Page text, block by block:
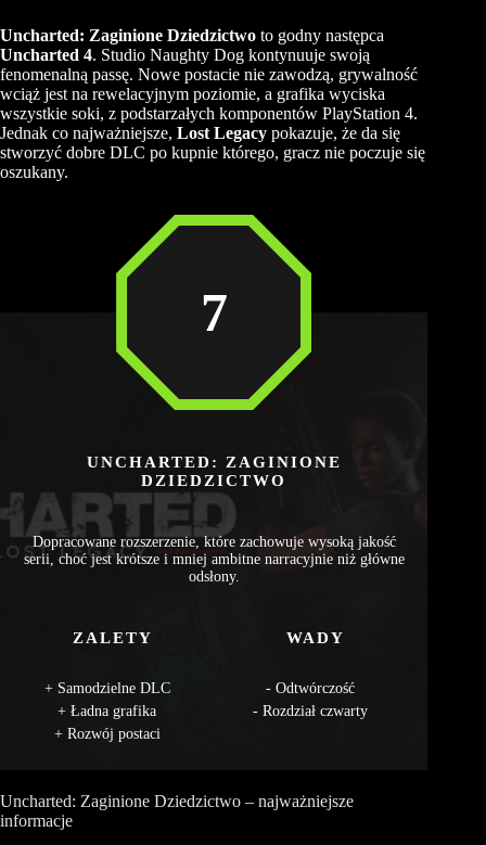
Uncharted: Zaginione Dziedzictwo to godny następca
Uncharted 4. Studio Naughty Dog kontynuuje swoją
fenomenalną passę. Nowe postacie nie zawodzą, grywalność
wciąż jest na rewelacyjnym poziomie, a grafika wyciska
wszystkie soki, z podstarzałych komponentów PlayStation 4.
Jednak co najważniejsze, Lost Legacy pokazuje, że da się
stworzyć dobre DLC po kupnie którego, gracz nie poczuje się
oszukany.
UNCHARTED: ZAGINIONE
DZIEDZICTWO
Dopracowane rozszerzenie, które zachowuje wysoką jakość
serii, choć jest krótsze i mniej ambitne narracyjnie niż główne
odsłony.
ZALETY
Samodzielne DLC
Ładna grafika
Rozwój postaci
WADY
Odtwórczość
Rozdział czwarty
7
Uncharted: Zaginione Dziedzictwo – najważniejsze
informacje